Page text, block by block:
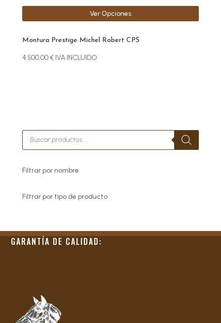
Montura Prestige Michel Robert CPS
4.500,00€ IVA INCLUIDO
Ver Opciones
Búsqueda
productos
Filtrar por nombre
Filtrar por tipo de producto
GARANTÍA DE CALIDAD: